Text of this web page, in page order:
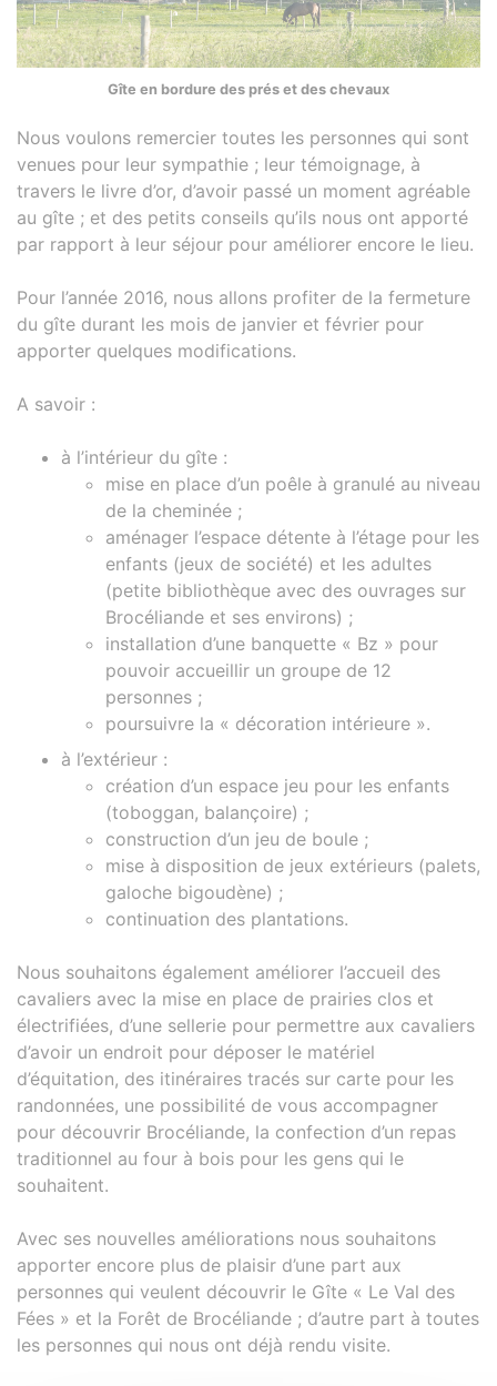
Gîte en bordure des prés et des chevaux
Nous voulons remercier toutes les personnes qui sont
venues pour leur sympathie ; leur témoignage, à
travers le livre d’or, d’avoir passé un moment agréable
au gîte ; et des petits conseils qu’ils nous ont apporté
par rapport à leur séjour pour améliorer encore le lieu.
Pour l’année 2016, nous allons profiter de la fermeture
du gîte durant les mois de janvier et février pour
apporter quelques modifications.
A savoir :
à l’intérieur du gîte :
mise en place d’un poêle à granulé au niveau
de la cheminée ;
aménager l’espace détente à l’étage pour les
enfants (jeux de société) et les adultes
(petite bibliothèque avec des ouvrages sur
Brocéliande et ses environs) ;
installation d’une banquette « Bz » pour
pouvoir accueillir un groupe de 12
personnes ;
poursuivre la « décoration intérieure ».
à l’extérieur :
création d’un espace jeu pour les enfants
(toboggan, balançoire) ;
construction d’un jeu de boule ;
mise à disposition de jeux extérieurs (palets,
galoche bigoudène) ;
continuation des plantations.
Nous souhaitons également améliorer l’accueil des
cavaliers avec la mise en place de prairies clos et
électrifiées, d’une sellerie pour permettre aux cavaliers
d’avoir un endroit pour déposer le matériel
d’équitation, des itinéraires tracés sur carte pour les
randonnées, une possibilité de vous accompagner
pour découvrir Brocéliande, la confection d’un repas
traditionnel au four à bois pour les gens qui le
souhaitent.
Avec ses nouvelles améliorations nous souhaitons
apporter encore plus de plaisir d’une part aux
personnes qui veulent découvrir le Gîte « Le Val des
Fées » et la Forêt de Brocéliande ; d’autre part à toutes
les personnes qui nous ont déjà rendu visite.